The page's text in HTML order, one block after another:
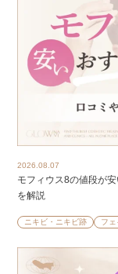
2026.08.07
モフィウス8の値段が
を解説
ニキビ・ニキビ跡 フ